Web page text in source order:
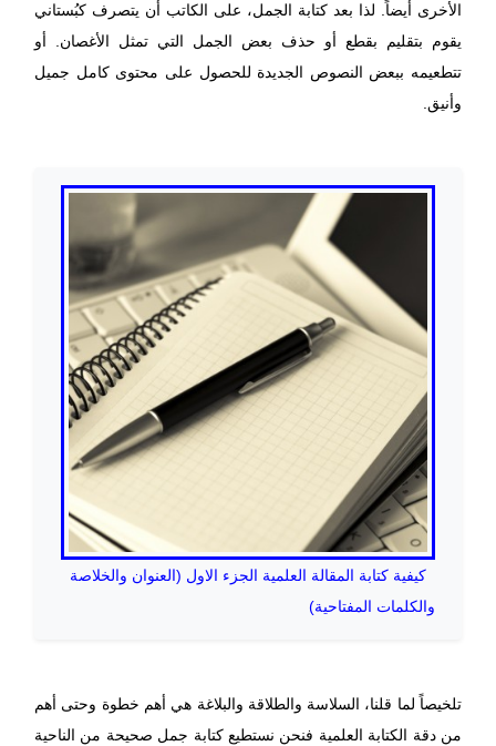
الأخرى أيضاً. لذا بعد كتابة الجمل، على الكاتب أن يتصرف كبُستاني
يقوم بتقليم بقطع أو حذف بعض الجمل التي تمثل الأغصان. أو
تتطعيمه ببعض النصوص الجديدة للحصول على محتوى كامل جميل
وأنيق.
كيفية كتابة المقالة العلمية الجزء الاول (العنوان والخلاصة
والكلمات المفتاحية)
تلخيصاً لما قلنا، السلاسة والطلاقة والبلاغة هي أهم خطوة وحتى أهم
من دقة الكتابة العلمية فنحن نستطيع كتابة جمل صحيحة من الناحية